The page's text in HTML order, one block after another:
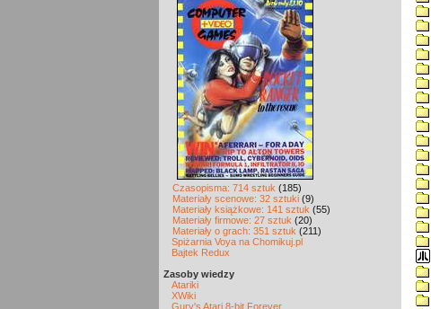
Czasopisma: 714 sztuk (185)
Materiały scenowe: 32 sztuki (9)
Materiały książkowe: 141 sztuk (55)
Materiały firmowe: 27 sztuk (20)
Materiały o grach: 351 sztuk (211)
Spiżarnia Voya na Chomikuj.pl
Bajtek Redux
Zasoby wiedzy
Atariki
XWiki
Gury's Atari 8-bit Forever